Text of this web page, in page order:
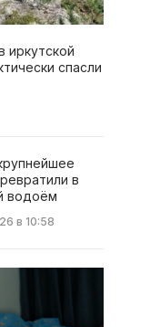
иркутской
спасли
в
водоём
в 10:58